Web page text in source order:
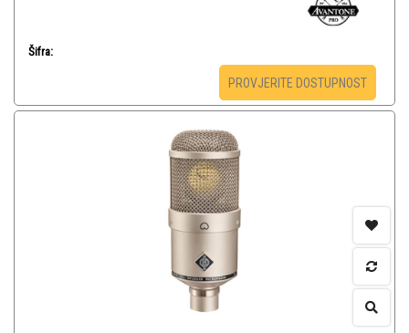
Šifra:
PROVJERITE DOSTUPNOST